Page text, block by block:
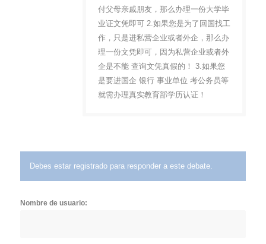
付父母亲戚朋友，那么办理一份大学毕
业证文凭即可 2.如果您是为了回国找工
作，只是进私营企业或者外企，那么办
理一份文凭即可，因为私营企业或者外
企是不能 查询文凭真假的！ 3.如果您
是要进国企 银行 事业单位 考公务员等
就需办理真实教育部学历认证！
Debes estar registrado para responder a este debate.
Nombre de usuario: